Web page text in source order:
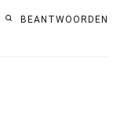
BEANTWOORDEN